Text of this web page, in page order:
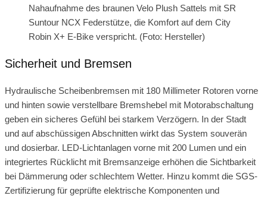
Nahaufnahme des braunen Velo Plush Sattels mit SR
Suntour NCX Federstütze, die Komfort auf dem City
Robin X+ E-Bike verspricht. (Foto: Hersteller)
Sicherheit und Bremsen
Hydraulische Scheibenbremsen mit 180 Millimeter Rotoren vorne
und hinten sowie verstellbare Bremshebel mit Motorabschaltung
geben ein sicheres Gefühl bei starkem Verzögern. In der Stadt
und auf abschüssigen Abschnitten wirkt das System souverän
und dosierbar. LED-Lichtanlagen vorne mit 200 Lumen und ein
integriertes Rücklicht mit Bremsanzeige erhöhen die Sichtbarkeit
bei Dämmerung oder schlechtem Wetter. Hinzu kommt die SGS-
Zertifizierung für geprüfte elektrische Komponenten und